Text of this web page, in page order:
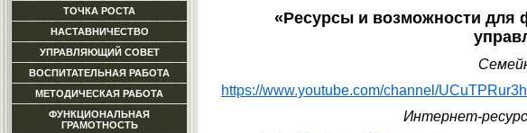
ТОЧКА РОСТА
НАСТАВНИЧЕСТВО
УПРАВЛЯЮЩИЙ СОВЕТ
ВОСПИТАТЕЛЬНАЯ РАБОТА
МЕТОДИЧЕСКАЯ РАБОТА
ФУНКЦИОНАЛЬНАЯ
ГРАМОТНОСТЬ
«Ресурсы и возможности для
https://www.youtube.com/channel/
Интернет-